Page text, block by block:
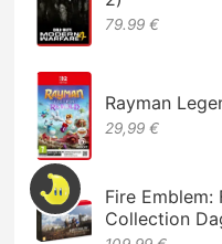
79.99 €
Rayman
29,99 €
Fire Emblem:
Collection